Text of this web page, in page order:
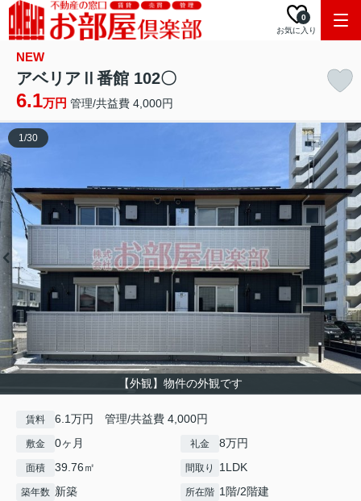
お気に入り
0
NEW
アベリアⅡ番館 102〇
6.1万円 管理/共益費 4,000円
【外観】物件の外観です
1/30
賃料 6.1万円 管理/共益費 4,000円
敷金 0ヶ月 礼金 8万円
面積 39.76㎡ 間取り 1LDK
築年数 新築 所在階 1階/2階建